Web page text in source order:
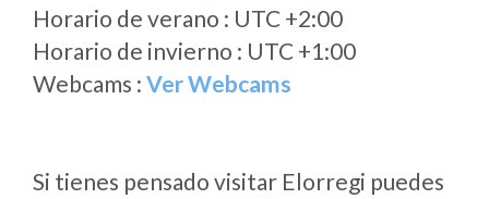
Horario de verano : UTC +2:00
Horario de invierno : UTC +1:00
Webcams : Ver Webcams
Si tienes pensado visitar Elorregi puedes